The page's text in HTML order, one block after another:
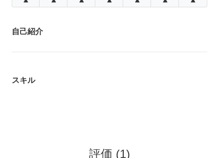
自己紹介
スキル
評価 (1)